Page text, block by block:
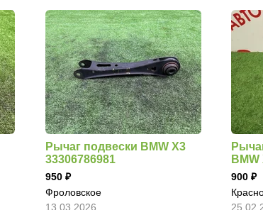
Рычаг подвески BMW X3
33306786981
950
Фроловское
13.03.2026
900